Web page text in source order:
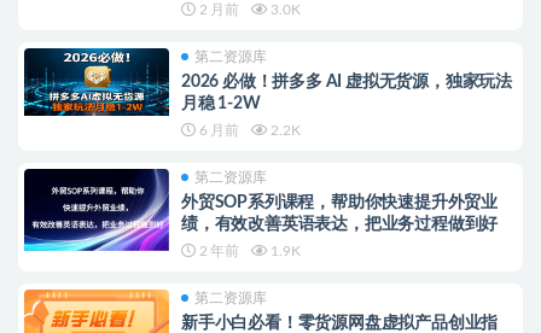
2 月前 3.0K
第二资源库
2026 必做！拼多多 AI 虚拟无货源，独家玩法
月稳 1-2W
6 月前 2.2K
第二资源库
外贸SOP系列课程，帮助你快速提升外贸业
绩，有效改善英语表达，把业务过程做到好
2 年前 1.9K
第二资源库
新手小白必看！零货源网盘虚拟产品创业指